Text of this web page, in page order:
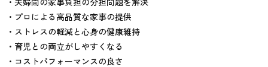
・プロによる高品質な家事の提供
・ストレスの軽減と心身の健康維持
・育児との両立がしやすくなる
・コストパフォーマンスの良さ